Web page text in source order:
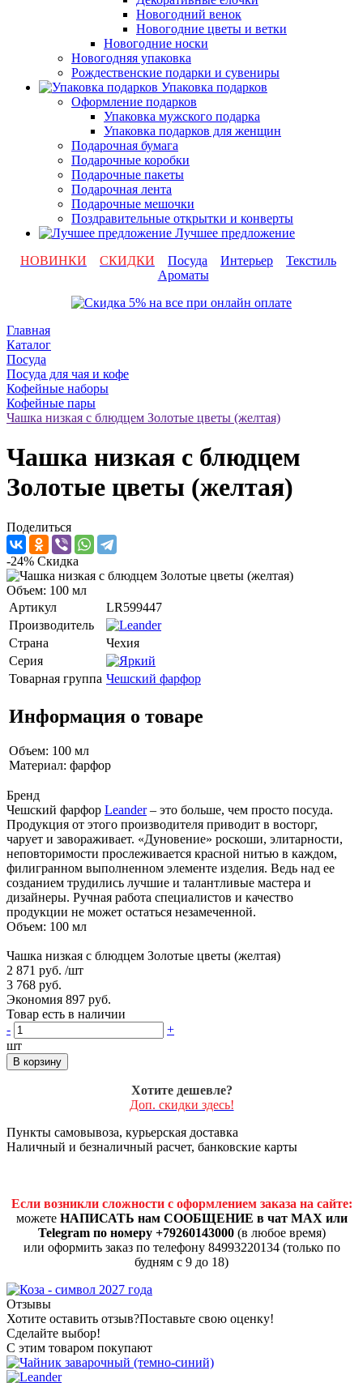
Новогодний венок
Новогодние цветы и ветки
Новогодние носки
Новогодняя упаковка
Рождественские подарки и сувениры
Упаковка подарков
Оформление подарков
Упаковка мужского подарка
Упаковка подарков для женщин
Подарочная бумага
Подарочные коробки
Подарочные пакеты
Подарочная лента
Подарочные мешочки
Поздравительные открытки и конверты
Лучшее предложение
НОВИНКИ
СКИДКИ Посуда Интерьер
Текстиль
Ароматы
Главная
Каталог
Посуда
Посуда для чая и кофе
Кофейные наборы
Кофейные пары
Чашка низкая с блюдцем Золотые цветы (желтая)
Чашка низкая с блюдцем
Золотые цветы (желтая)
Поделиться
-24% Скидка
Объем: 100 мл
Артикул
LR599447
Производитель
Страна
Чехия
Серия
Товарная группа Чешский фарфор
Информация о товаре
Объем: 100 мл
Материал: фарфор
Бренд
Чешский фарфор Leander– это больше, чем просто посуда.
Продукция от этого производителя приводит в восторг,
чарует и завораживает. «Дуновение» роскоши, элитарности,
неповторимости прослеживается красной нитью в каждом,
филигранном выполненном элементе изделия. Ведь над ее
созданием трудились лучшие и талантливые мастера и
дизайнеры. Ручная работа специалистов и качество
продукции не может остаться незамеченной.
Объем: 100 мл
Чашка низкая с блюдцем Золотые цветы (желтая)
2 871 руб. /шт
3 768 руб.
Экономия 897 руб.
Товар есть в наличии
-
+
шт
В корзину
Хотите дешевле?
Доп. скидки здесь!
Пункты самовывоза, курьерская доставка
Наличный и безналичный расчет, банковские карты
Если возникли сложности с оформлением заказа на сайте:
можете НАПИСАТЬ нам СООБЩЕНИЕ в чат MAX или
Telegram по номеру +79260143000(в любое время)
или оформить заказ по телефону 84993220134 (только по
будням с 9 до 18)
Отзывы
Хотите оставить отзыв?Поставьте свою оценку!
Сделайте выбор!
С этим товаром покупают